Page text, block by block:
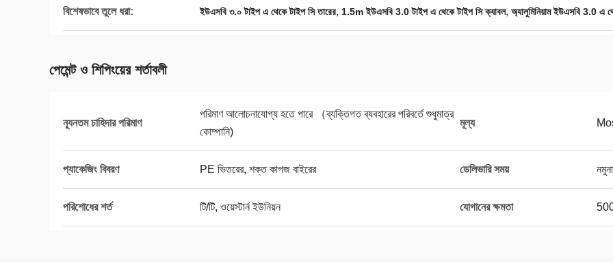
বিশেষভাবে তুলে ধরা: ইউএসবি ৩.০ টাইপ এ থেকে টাইপ সি তারের, 1.5m ইউএসবি 3.0 টাইপ এ থেকে টাইপ সি ক্যাবল, অ্যালুমিনিয়াম ইউএসবি 3.0 এ
পেমেন্ট ও শিপিংয়ের শর্তাবলী
ন্যূনতম চাহিদার পরিমাণ
পরিমাণ আলোচনাযোগ্য হতে পারে （ব্যক্তিগত ব্যবহারের পরিবর্তে শুধুমাত্র
কোম্পানি)
মূল্য
প্যাকেজিং বিবরণ PE ভিতরের, শক্ত কাগজ বাইরের ডেলিভারি সময়
পরিশোধের শর্ত টি/টি, ওয়েস্টার্ন ইউনিয়ন যোগানের ক্ষমতা